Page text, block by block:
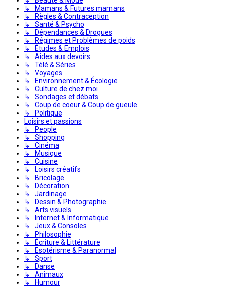
↳ Mamans & Futures mamans
↳ Règles & Contraception
↳ Santé & Psycho
↳ Dépendances & Drogues
↳ Régimes et Problèmes de poids
↳ Études & Emplois
↳ Aides aux devoirs
↳ Télé & Séries
↳ Voyages
↳ Environnement & Écologie
↳ Culture de chez moi
↳ Sondages et débats
↳ Coup de coeur & Coup de gueule
↳ Politique
Loisirs et passions
↳ People
↳ Shopping
↳ Cinéma
↳ Musique
↳ Cuisine
↳ Loisirs créatifs
↳ Bricolage
↳ Décoration
↳ Jardinage
↳ Dessin & Photographie
↳ Arts visuels
↳ Internet & Informatique
↳ Jeux & Consoles
↳ Philosophie
↳ Écriture & Littérature
↳ Esotérisme & Paranormal
↳ Sport
↳ Danse
↳ Animaux
↳ Humour